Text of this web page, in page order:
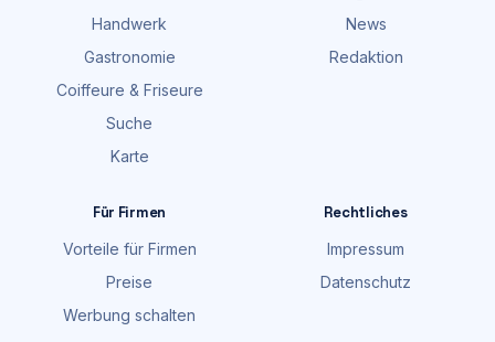
Handwerk
Gastronomie
Coiffeure & Friseure
Suche
Karte
News
Redaktion
Für Firmen
Vorteile für Firmen
Preise
Werbung schalten
Rechtliches
Impressum
Datenschutz